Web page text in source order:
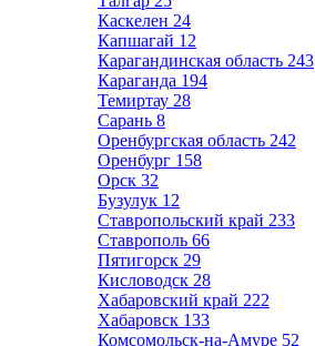
Каскелен 24
Капшагай 12
Карагандинская область 243
Караганда 194
Темиртау 28
Сарань 8
Оренбургская область 242
Оренбург 158
Орск 32
Бузулук 12
Ставропольский край 233
Ставрополь 66
Пятигорск 29
Кисловодск 28
Хабаровский край 222
Хабаровск 133
Комсомольск-на-Амуре 52